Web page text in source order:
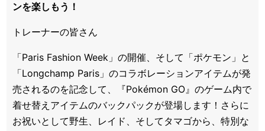
ンを楽しもう！
トレーナーの皆さん
「Paris Fashion Week」の開催、そして「ポケモン」と
「Longchamp Paris」のコラボレーションアイテムが発
売されるのを記念して、『Pokémon GO』のゲーム内で
着せ替えアイテムのバックパックが登場します！さらに
お祝いとして野生、レイド、そしてタマゴから、特別な